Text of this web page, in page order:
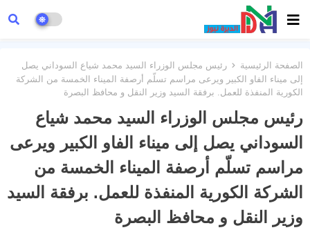
الصفحة الرئيسية
رئيس مجلس الوزراء السيد محمد شياع السوداني يصل
إلى ميناء الفاو الكبير ويرعى مراسم تسلّم أرصفة الميناء الخمسة من الشركة
الكورية المنفذة للعمل. برفقة السيد وزير النقل و محافظ البصرة
رئيس مجلس الوزراء السيد محمد شياع
السوداني يصل إلى ميناء الفاو الكبير ويرعى
مراسم تسلّم أرصفة الميناء الخمسة من
الشركة الكورية المنفذة للعمل. برفقة السيد
وزير النقل و محافظ البصرة